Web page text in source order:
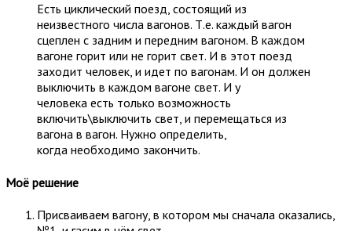
Есть циклический поезд, состоящий из
неизвестного числа вагонов. Т.е. каждый вагон
сцеплен с задним и передним вагоном. В каждом
вагоне горит или не горит свет. И в этот поезд
заходит человек, и идет по вагонам. И он должен
выключить в каждом вагоне свет. И у
человека есть только возможность
включить\выключить свет, и перемещаться из
вагона в вагон. Нужно определить,
когда необходимо закончить.
Моё решение
Присваиваем вагону, в котором мы сначала оказались,